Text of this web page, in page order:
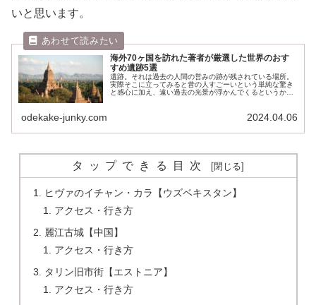
いと思います。
海外70ヶ国を訪れた著者が厳選した世界のおす
すめ遺跡5選
遺跡。それは過去の人間の営みの跡が残されている場所。
実際そこに立ってみると昔の人すごーいという単純な驚き
と感心に加え、遠い過去の光景が浮かんでくるというか、
odekake-junky.com 2024.04.06
タップできる目次
ヒヴァのイチャン・カラ【ウズベキスタン】
アクセス・行き方
麗江古城【中国】
アクセス・行き方
タリン旧市街【エストニア】
アクセス・行き方